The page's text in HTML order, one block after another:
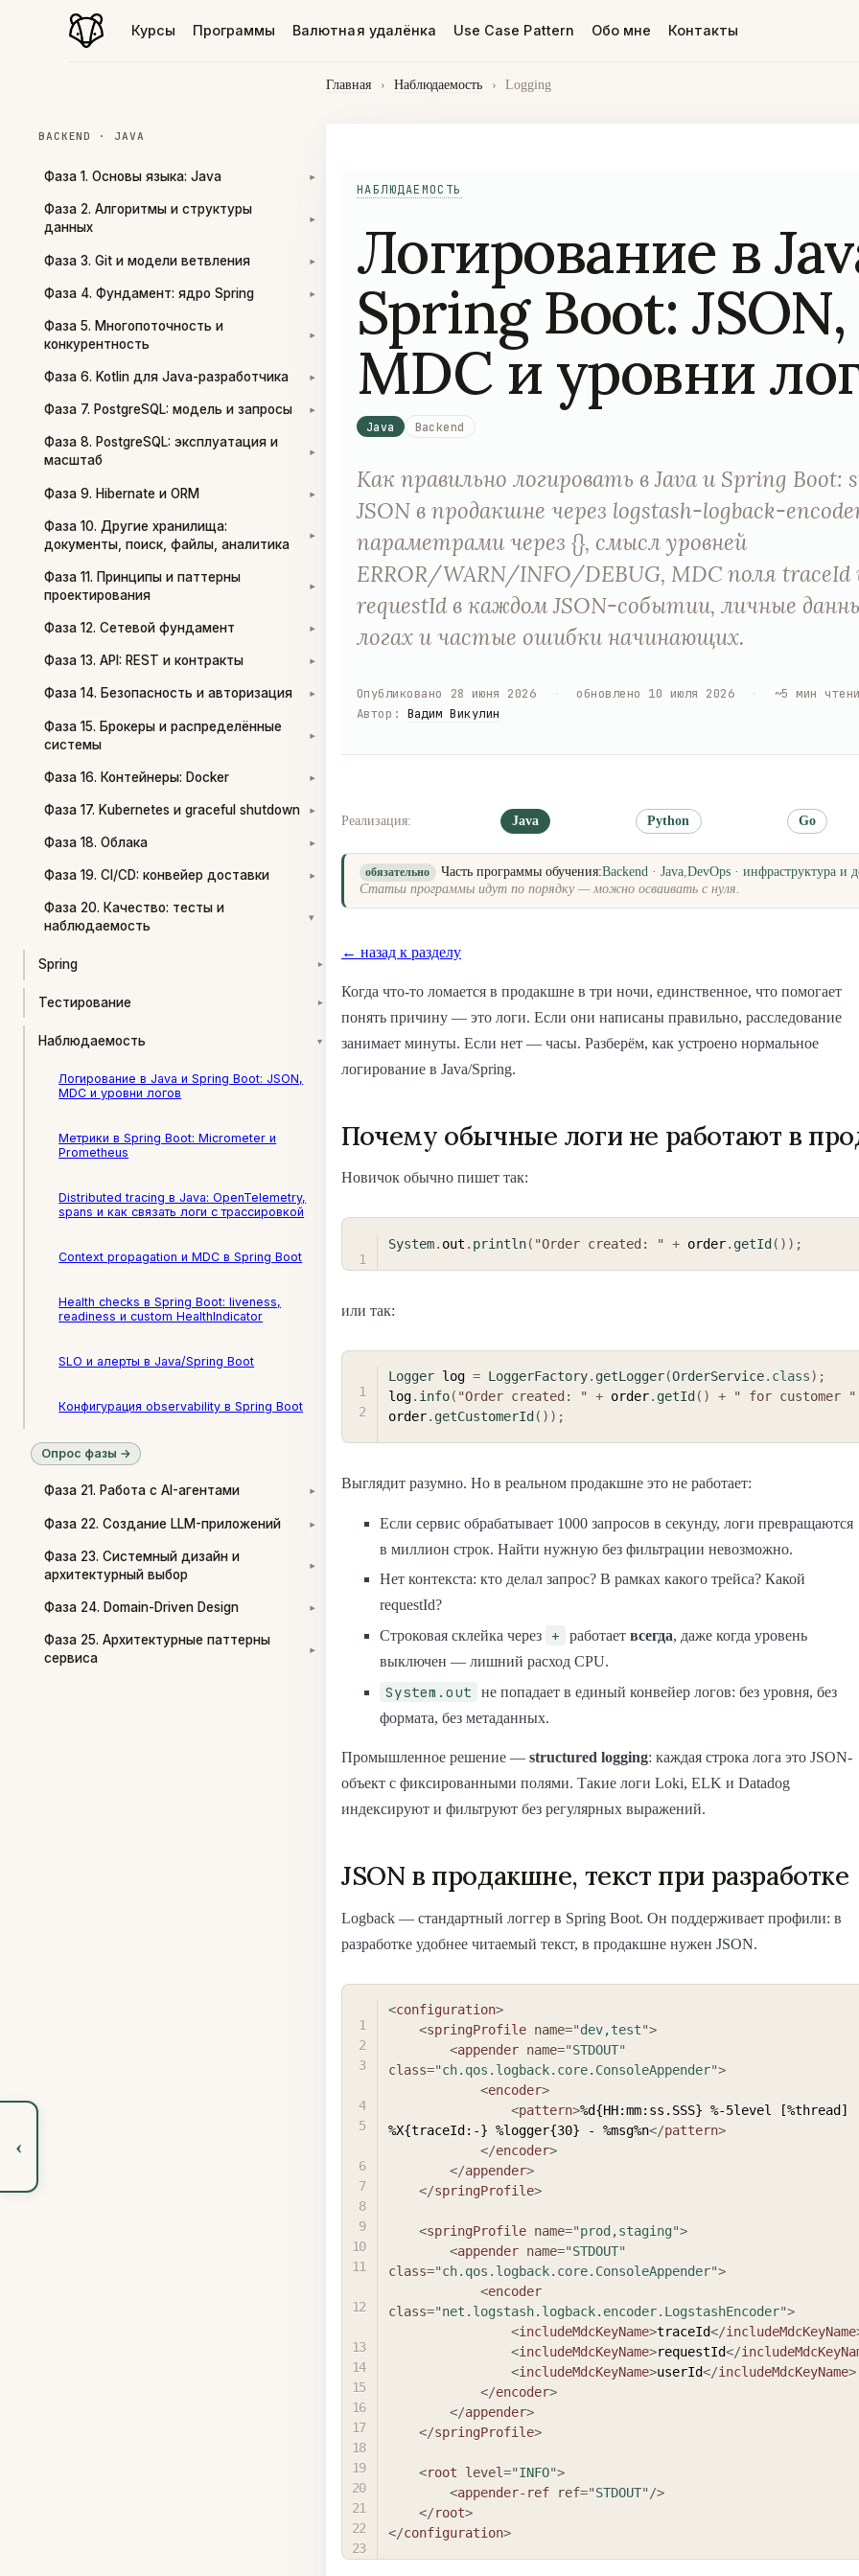
Курсы Программы Валютная удалёнка Use Case Pattern Обо мне Контакты
BACKEND · JAVA
Фаза 1. Основы языка: Java ▾
Фаза 2. Алгоритмы и структуры
данных
▾
Фаза 3. Git и модели ветвления ▾
Фаза 4. Фундамент: ядро Spring ▾
Фаза 5. Многопоточность и
конкурентность
▾
Фаза 6. Kotlin для Java-разработчика ▾
Фаза 7. PostgreSQL: модель и запросы ▾
Фаза 8. PostgreSQL: эксплуатация и
масштаб
▾
Фаза 9. Hibernate и ORM ▾
Фаза 10. Другие хранилища:
документы, поиск, файлы, аналитика
▾
Фаза 11. Принципы и паттерны
проектирования
▾
Фаза 12. Сетевой фундамент ▾
Фаза 13. API: REST и контракты ▾
Фаза 14. Безопасность и авторизация ▾
Фаза 15. Брокеры и распределённые
системы
▾
Фаза 16. Контейнеры: Docker ▾
Фаза 17. Kubernetes и graceful shutdown ▾
Фаза 18. Облака ▾
Фаза 19. CI/CD: конвейер доставки ▾
Фаза 20. Качество: тесты и
наблюдаемость
▾
Spring ▾
Тестирование ▾
Наблюдаемость ▾
Логирование в Java и Spring Boot: JSON,
MDC и уровни логов
Метрики в Spring Boot: Micrometer и
Prometheus
Distributed tracing в Java: OpenTelemetry,
spans и как связать логи с трассировкой
Context propagation и MDC в Spring Boot
Health checks в Spring Boot: liveness,
readiness и custom HealthIndicator
SLO и алерты в Java/Spring Boot
Конфигурация observability в Spring Boot
Опрос фазы →
Фаза 21. Работа с AI-агентами ▾
Фаза 22. Создание LLM-приложений ▾
Фаза 23. Системный дизайн и
архитектурный выбор
▾
Фаза 24. Domain-Driven Design ▾
Фаза 25. Архитектурные паттерны
сервиса
▾
‹
Главная › Наблюдаемость › Logging
НАБЛЮДАЕМОСТЬ
Логирование в
Spring Boot: JSON,
MDC и уровни
Java Backend
Как правильно логировать в Java и Spring Boot:
JSON в продакшне через logstash-logback-
параметрами через {}, смысл уровней
ERROR/WARN/INFO/DEBUG, MDC поля traceId
requestId в каждом JSON-событии, личные
логах и частые ошибки начинающих.
Опубликовано 28 июня 2026 обновлено 10 июля 2026 ~5 мин
Автор : Вадим Викулин
Реализация: Java Python Go
обязательно Часть программы обучения:Backend · Java,DevOps · инфраструктура и
Статьи программы идут по порядку — можно осваивать с нуля.
← назад к разделу
Когда что-то ломается в продакшне в три ночи, единственное, что помогает
понять причину — это логи. Если они написаны правильно, расследование
занимает минуты. Если нет — часы. Разберём, как устроено нормальное
логирование в Java/Spring.
Почему обычные логи не работают в
Новичок обычно пишет так:
System. out . println( "Order created: " + order. getId( ) ) ;
или так:
Logger log = LoggerFactory. getLogger(OrderService. class) ;
log. info( "Order created: " + order. getId ( ) + " for customer "
order. getCustomerId ( ) ) ;
Выглядит разумно. Но в реальном продакшне это не работает:
Если сервис обрабатывает 1000 запросов в секунду, логи превращаются
в миллион строк. Найти нужную без фильтрации невозможно.
Нет контекста: кто делал запрос? В рамках какого трейса? Какой
requestId?
Строковая склейка через
+ работает всегда, даже когда уровень
выключен — лишний расход CPU.
System.out
не попадает в единый конвейер логов: без уровня, без
формата, без метаданных.
Промышленное решение — structured logging: каждая строка лога это JSON-
объект с фиксированными полями. Такие логи Loki, ELK и Datadog
индексируют и фильтруют без регулярных выражений.
JSON в продакшне, текст при разработке
Logback — стандартный логгер в Spring Boot. Он поддерживает профили: в
разработке удобнее читаемый текст, в продакшне нужен JSON.
<configuration>
<springProfile name="dev,test">
<appender name="STDOUT"
class="ch.qos.logback.core.ConsoleAppender">
<encoder>
<pattern>%d{HH:mm:ss.SSS} %-5level [%thread]
%X{traceId:-} %logger{30} - %msg%n</pattern>
</encoder>
</appender>
</springProfile>
<springProfile name="prod,staging">
<appender name="STDOUT"
class="ch.qos.logback.core.ConsoleAppender">
<encoder
class="net.logstash.logback.encoder.LogstashEncoder">
<includeMdcKeyName>traceId</includeMdcKeyName
<includeMdcKeyName>requestId</
<includeMdcKeyName>userId</includeMdcKeyName>
</encoder>
</appender>
</springProfile>
<root level="INFO">
<appender-ref ref="STDOUT" />
</root>
</configuration>